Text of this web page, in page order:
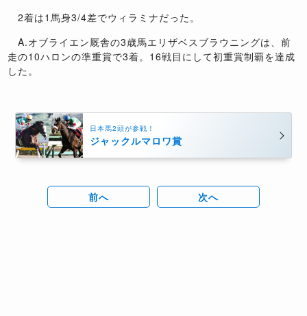
2着は1馬身3/4差でウィラミナだった。
A.オブライエン厩舎の3歳馬エリザベスブラウニングは、前
走の10ハロンの準重賞で3着。16戦目にして初重賞制覇を達成
した。
日本馬2頭が参戦！
ジャックルマロワ賞
前へ 次へ